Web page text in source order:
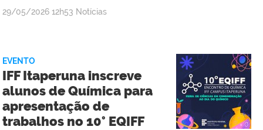
por
publicado
29/05/2026 12h53 Notícias
EVENTO
IFF Itaperuna inscreve
alunos de Química para
apresentação de
trabalhos no 10° EQIFF